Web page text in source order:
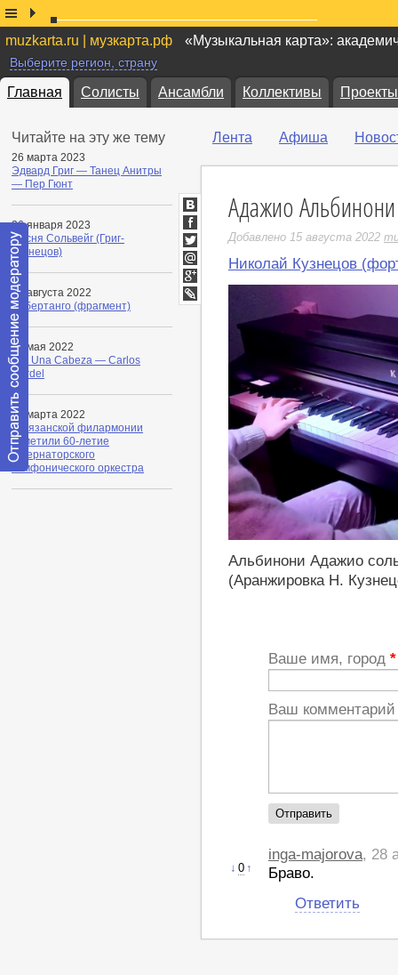
muzkarta.ru | музкарта.рф «Музыкальная карта»:
Выберите регион, страну
Главная Солисты Ансамбли Коллективы Проекты
Читайте на эту же тему
26 марта 2023
Эдвард Григ — Танец Анитры
— Пер Гюнт
26 января 2023
Песня Сольвейг (Григ-
Кузнецов)
24 августа 2022
Либертанго (фрагмент)
05 мая 2022
Por Una Cabeza — Carlos
Gardel
28 марта 2022
В Рязанской филармонии
отметили 60-летие
губернаторского
симфонического оркестра
Лента Афиша
Адажио Альбинони
Добавлено 15 августа 2022
Николай Кузнецов
Альбинони Адажио
(Аранжировка Н.
ВКонтакте
Facebook
Twitter
Мой
Мир
Google+
LiveJournal
Ваше имя, город *
Ваш
↓ 0 ↑
inga-majorova, 28
Браво.
Ответить
сообщение